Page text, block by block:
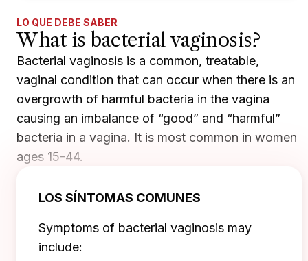
LO QUE DEBE SABER
What is bacterial vaginosis?
Bacterial vaginosis is a common, treatable,
vaginal condition that can occur when there is an
overgrowth of harmful bacteria in the vagina
causing an imbalance of “good” and “harmful”
bacteria in a vagina. It is most common in women
ages 15-44.
LOS SÍNTOMAS COMUNES
Symptoms of bacterial vaginosis may
include: